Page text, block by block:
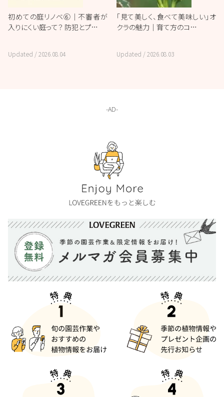
初めての庭リノベ⑥｜不審者が
入りにくい庭って？ 防犯とプ…
Updated /2026.08.04
「見て美しく、食べて美味しい」オ
クラの魅力｜育て方のコ…
Updated /2026.08.03